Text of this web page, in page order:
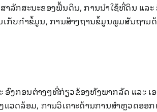
ລັກສະນະຂອງພື້ນດິນ, ການນໍາໃຊ້ທີ່ດິນ ແລະ
ກັບກໍາຂໍ້​ມູນ​, ການ​ສ້າງ​ຖານ​ຂໍ້​ມູນ​ພູມ​ສັນ​ຖານ​
ງກອນຕ່າງໆທີ່ກ່ຽວຂ້ອງທັງພາກລັດ ແລະ ເ
ແວດລ້ອມ, ​ການວິເຄາະດ້ານການສຳຫຼວດອອ